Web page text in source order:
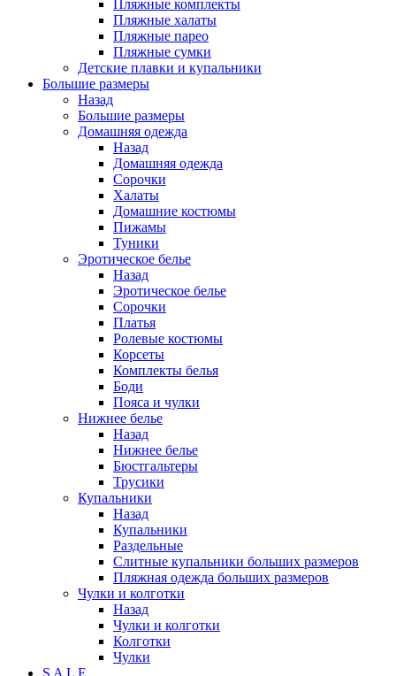
Пляжные комплекты
Пляжные халаты
Пляжные парео
Пляжные сумки
Детские плавки и купальники
Большие размеры
Назад
Большие размеры
Домашняя одежда
Назад
Домашняя одежда
Сорочки
Халаты
Домашние костюмы
Пижамы
Туники
Эротическое белье
Назад
Эротическое белье
Сорочки
Платья
Ролевые костюмы
Корсеты
Комплекты белья
Боди
Пояса и чулки
Нижнее белье
Назад
Нижнее белье
Бюстгальтеры
Трусики
Купальники
Назад
Купальники
Раздельные
Слитные купальники больших размеров
Пляжная одежда больших размеров
Чулки и колготки
Назад
Чулки и колготки
Колготки
Чулки
S A L E